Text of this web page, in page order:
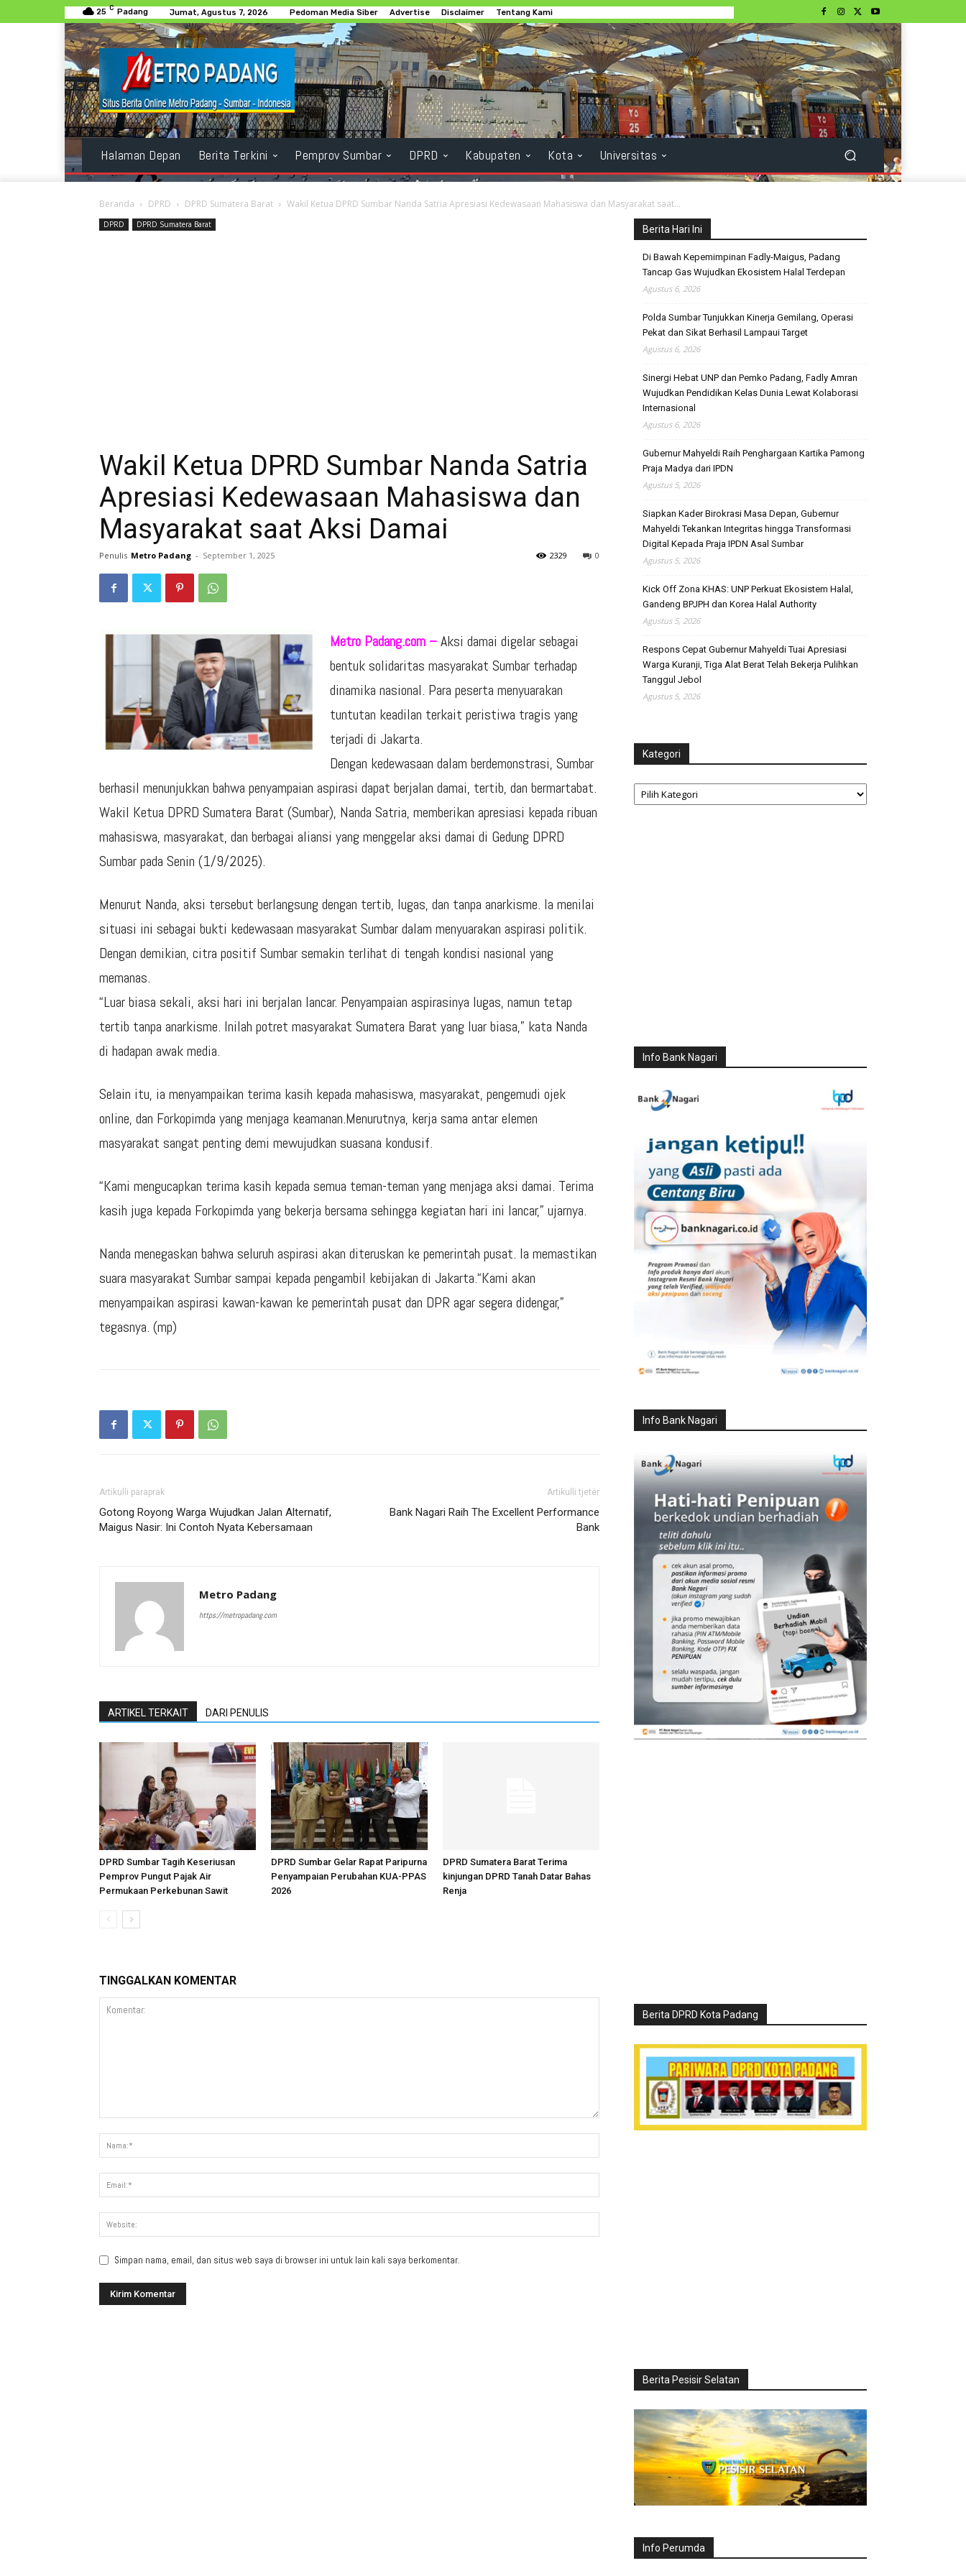
25 C Padang Jumat, Agustus 7, 2026 Pedoman Media Siber Advertise Disclaimer Tentang Kami
Halaman Depan Berita Terkini Pemprov Sumbar DPRD Kabupaten Kota Universitas
Beranda DPRD DPRD Sumatera Barat Wakil Ketua DPRD Sumbar Nanda Satria Apresiasi Kedewasaan Mahasiswa dan Masyarakat saat...
DPRD DPRD Sumatera Barat
Wakil Ketua DPRD Sumbar Nanda Satria
Apresiasi Kedewasaan Mahasiswa dan
Masyarakat saat Aksi Damai
Penulis Metro Padang - September 1, 2025 0
2329
Metro Padang.com –Aksi damai digelar sebagai
bentuk solidaritas masyarakat Sumbar terhadap
dinamika nasional. Para peserta menyuarakan
tuntutan keadilan terkait peristiwa tragis yang
terjadi di Jakarta.
Dengan kedewasaan dalam berdemonstrasi, Sumbar
berhasil menunjukkan bahwa penyampaian aspirasi dapat berjalan damai, tertib, dan bermartabat.
Wakil Ketua DPRD Sumatera Barat (Sumbar), Nanda Satria, memberikan apresiasi kepada ribuan
mahasiswa, masyarakat, dan berbagai aliansi yang menggelar aksi damai di Gedung DPRD
Sumbar pada Senin (1/9/2025).
Menurut Nanda, aksi tersebut berlangsung dengan tertib, lugas, dan tanpa anarkisme. Ia menilai
situasi ini sebagai bukti kedewasaan masyarakat Sumbar dalam menyuarakan aspirasi politik.
Dengan demikian, citra positif Sumbar semakin terlihat di tengah kondisi nasional yang
memanas.
“Luar biasa sekali, aksi hari ini berjalan lancar. Penyampaian aspirasinya lugas, namun tetap
tertib tanpa anarkisme. Inilah potret masyarakat Sumatera Barat yang luar biasa,” kata Nanda
di hadapan awak media.
Selain itu, ia menyampaikan terima kasih kepada mahasiswa, masyarakat, pengemudi ojek
online, dan Forkopimda yang menjaga keamanan.Menurutnya, kerja sama antar elemen
masyarakat sangat penting demi mewujudkan suasana kondusif.
“Kami mengucapkan terima kasih kepada semua teman-teman yang menjaga aksi damai. Terima
kasih juga kepada Forkopimda yang bekerja bersama sehingga kegiatan hari ini lancar,” ujarnya.
Nanda menegaskan bahwa seluruh aspirasi akan diteruskan ke pemerintah pusat. Ia memastikan
suara masyarakat Sumbar sampai kepada pengambil kebijakan di Jakarta.“Kami akan
menyampaikan aspirasi kawan-kawan ke pemerintah pusat dan DPR agar segera didengar,”
tegasnya. (mp)
Artikulli paraprak
Gotong Royong Warga Wujudkan Jalan Alternatif,
Maigus Nasir: Ini Contoh Nyata Kebersamaan
Artikulli tjetër
Bank Nagari Raih The Excellent Performance
Bank
Metro Padang
https://metropadang.com
ARTIKEL TERKAIT DARI PENULIS
DPRD Sumbar Tagih Keseriusan
Pemprov Pungut Pajak Air
Permukaan Perkebunan Sawit
DPRD Sumbar Gelar Rapat Paripurna
Penyampaian Perubahan KUA-PPAS
2026
DPRD Sumatera Barat Terima
kinjungan DPRD Tanah Datar Bahas
Renja
TINGGALKAN KOMENTAR
Simpan nama, email, dan situs web saya di browser ini untuk lain kali saya berkomentar.
Berita Hari Ini
Di Bawah Kepemimpinan Fadly-Maigus, Padang
Tancap Gas Wujudkan Ekosistem Halal Terdepan
Agustus 6, 2026
Polda Sumbar Tunjukkan Kinerja Gemilang, Operasi
Pekat dan Sikat Berhasil Lampaui Target
Agustus 6, 2026
Sinergi Hebat UNP dan Pemko Padang, Fadly Amran
Wujudkan Pendidikan Kelas Dunia Lewat Kolaborasi
Internasional
Agustus 6, 2026
Gubernur Mahyeldi Raih Penghargaan Kartika Pamong
Praja Madya dari IPDN
Agustus 5, 2026
Siapkan Kader Birokrasi Masa Depan, Gubernur
Mahyeldi Tekankan Integritas hingga Transformasi
Digital Kepada Praja IPDN Asal Sumbar
Agustus 5, 2026
Kick Off Zona KHAS: UNP Perkuat Ekosistem Halal,
Gandeng BPJPH dan Korea Halal Authority
Agustus 5, 2026
Respons Cepat Gubernur Mahyeldi Tuai Apresiasi
Warga Kuranji, Tiga Alat Berat Telah Bekerja Pulihkan
Tanggul Jebol
Agustus 5, 2026
Kategori
Kategori
Info Bank Nagari
Info Bank Nagari
Berita DPRD Kota Padang
Berita Pesisir Selatan
Info Perumda